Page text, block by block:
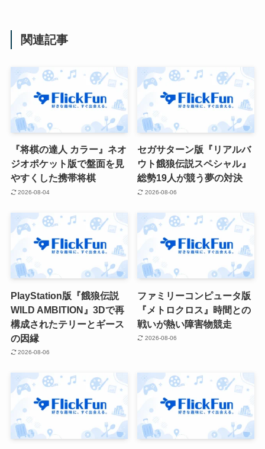
関連記事
『将棋の達人 カラー』ネオ
ジオポケット版で盤面を見
やすくした携帯将棋
2026-08-04
セガサターン版『リアルバ
ウト餓狼伝説スペシャル』
総勢19人が競う夢の対決
2026-08-06
PlayStation版『餓狼伝説
WILD AMBITION』3Dで再
構成されたテリーとギース
の因縁
2026-08-06
ファミリーコンピュータ版
『メトロクロス』時間との
戦いが熱い障害物競走
2026-08-06